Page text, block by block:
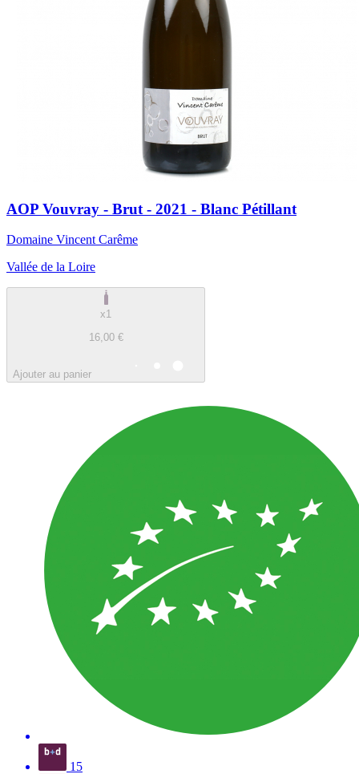
AOP Vouvray - Brut - 2021 - Blanc Pétillant
Domaine Vincent Carême
Vallée de la Loire
x1
16,00 €
Ajouter au panier
15